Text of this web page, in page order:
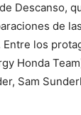
Descanso,
de las
los
Honda
Sam